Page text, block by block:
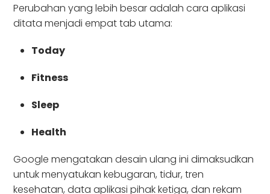
Perubahan yang lebih besar adalah cara aplikasi
ditata menjadi empat tab utama:
Today
Fitness
Sleep
Health
Google mengatakan desain ulang ini dimaksudkan
untuk menyatukan kebugaran, tidur, tren
kesehatan, data aplikasi pihak ketiga, dan rekam